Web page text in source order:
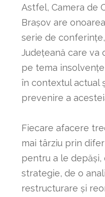
Astfel, Camera de
Brașov are
serie de
Județeană care va
pe tema
în contextul actual
prevenire a
Fiecare afacere
mai târziu prin
pentru a le
strategie, de o
restructurare și